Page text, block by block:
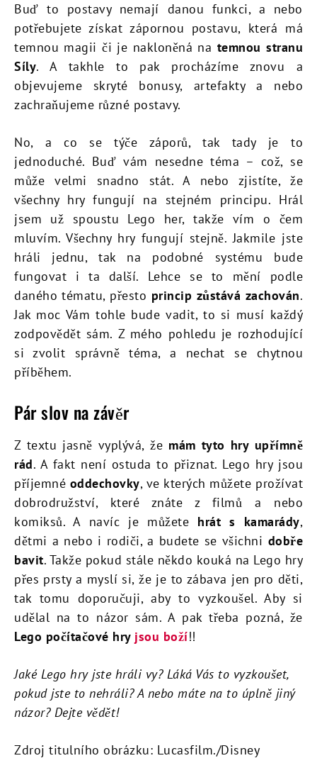
Buď to postavy nemají danou funkci, a nebo
potřebujete získat zápornou postavu, která má
temnou magii či je nakloněná na temnou stranu
Síly. A takhle to pak procházíme znovu a
objevujeme skryté bonusy, artefakty a nebo
zachraňujeme různé postavy.
No, a co se týče záporů, tak tady je to
jednoduché. Buď vám nesedne téma – což, se
může velmi snadno stát. A nebo zjistíte, že
všechny hry fungují na stejném principu. Hrál
jsem už spoustu Lego her, takže vím o čem
mluvím. Všechny hry fungují stejně. Jakmile jste
hráli jednu, tak na podobné systému bude
fungovat i ta další. Lehce se to mění podle
daného tématu, přesto princip zůstává zachován.
Jak moc Vám tohle bude vadit, to si musí každý
zodpovědět sám. Z mého pohledu je rozhodující
si zvolit správně téma, a nechat se chytnou
příběhem.
Pár slov na závěr
Z textu jasně vyplývá, že mám tyto hry upřímně
rád. A fakt není ostuda to přiznat. Lego hry jsou
příjemné oddechovky, ve kterých můžete prožívat
dobrodružství, které znáte z filmů a nebo
komiksů. A navíc je můžete hrát s kamarády,
dětmi a nebo i rodiči, a budete se všichni dobře
bavit. Takže pokud stále někdo kouká na Lego hry
přes prsty a myslí si, že je to zábava jen pro děti,
tak tomu doporučuji, aby to vyzkoušel. Aby si
udělal na to názor sám. A pak třeba pozná, že
Lego počítačové hry jsou boží!!
Jaké Lego hry jste hráli vy? Láká Vás to vyzkoušet,
pokud jste to nehráli? A nebo máte na to úplně jiný
názor? Dejte vědět!
Zdroj titulního obrázku: Lucasfilm./Disney